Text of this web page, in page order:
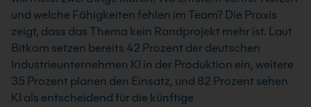
und welche Fähigkeiten fehlen im Team? Die Praxis
zeigt, dass das Thema kein Randprojekt mehr ist. Laut
Bitkom setzen bereits 42 Prozent der deutschen
Industrieunternehmen KI in der Produktion ein, weitere
35 Prozent planen den Einsatz, und 82 Prozent sehen
KI als entscheidend für die künftige